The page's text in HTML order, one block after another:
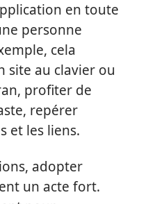
en toute
personne
cela
site au clavier ou
profiter de
repérer
et les liens.
adopter
un acte fort.